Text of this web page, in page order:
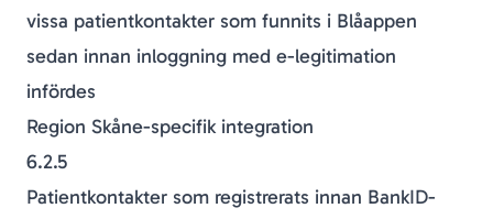
vissa patientkontakter som funnits i Blåappen
sedan innan inloggning med e-legitimation
infördes
Region Skåne-specifik integration
6.2.5
Patientkontakter som registrerats innan BankID-